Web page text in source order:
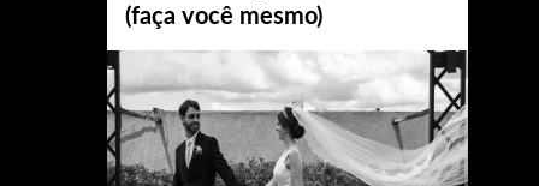
(faça você mesmo)